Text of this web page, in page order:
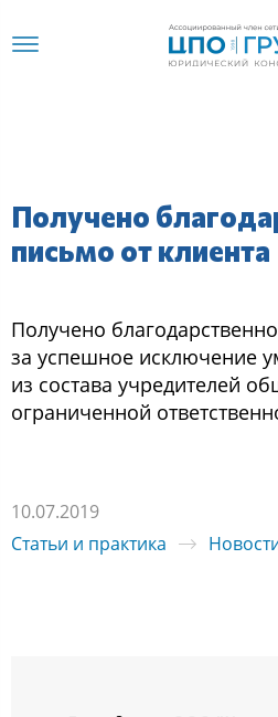
Получено
письмо от клиента
Получено
за успешное исключение
из состава учредителей
ограниченной
10.07.2019
Статьи и практика